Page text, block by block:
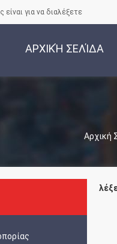
για να διαλέξετε
ΑΡΧΙΚΉ ΣΕΛΊΔΑ
Αρχική